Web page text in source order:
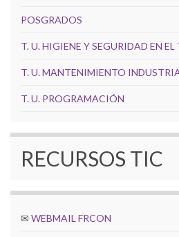
POSGRADOS
T. U. HIGIENE Y SEGURIDAD EN
T. U. MANTENIMIENTO
T. U. PROGRAMACIÓN
RECURSOS TIC
✉ WEBMAIL FRCON